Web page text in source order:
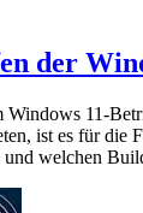
der
Windows 11-
ist es für die
welchen